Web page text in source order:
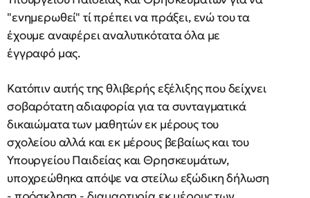
"ενημερωθεί" τί πρέπει να πράξει, ενώ του τα
έχουμε αναφέρει αναλυτικότατα όλα με
έγγραφό μας.
Κατόπιν αυτής της θλιβερής εξέλιξης που δείχνει
σοβαρότατη αδιαφορία για τα συνταγματικά
δικαιώματα των μαθητών εκ μέρους του
σχολείου αλλά και εκ μέρους βεβαίως και του
Υπουργείου Παιδείας και Θρησκευμάτων,
υποχρεώθηκα απόψε να στείλω εξώδικη δήλωση